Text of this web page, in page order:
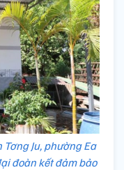
Ju, phường Ea
đoàn kết đảm bảo